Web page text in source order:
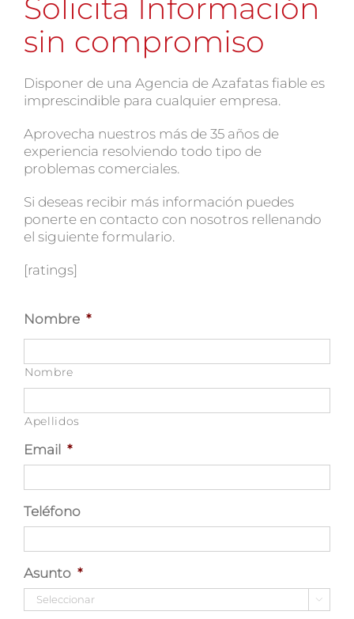
Solicita Información
sin compromiso
Disponer de una Agencia de Azafatas fiable es
imprescindible para cualquier empresa.
Aprovecha nuestros más de 35 años de
experiencia resolviendo todo tipo de
problemas comerciales.
Si deseas recibir más información puedes
ponerte en contacto con nosotros rellenando
el siguiente formulario.
[ratings]
Nombre *
Nombre
Apellidos
Email *
Teléfono
Asunto *
